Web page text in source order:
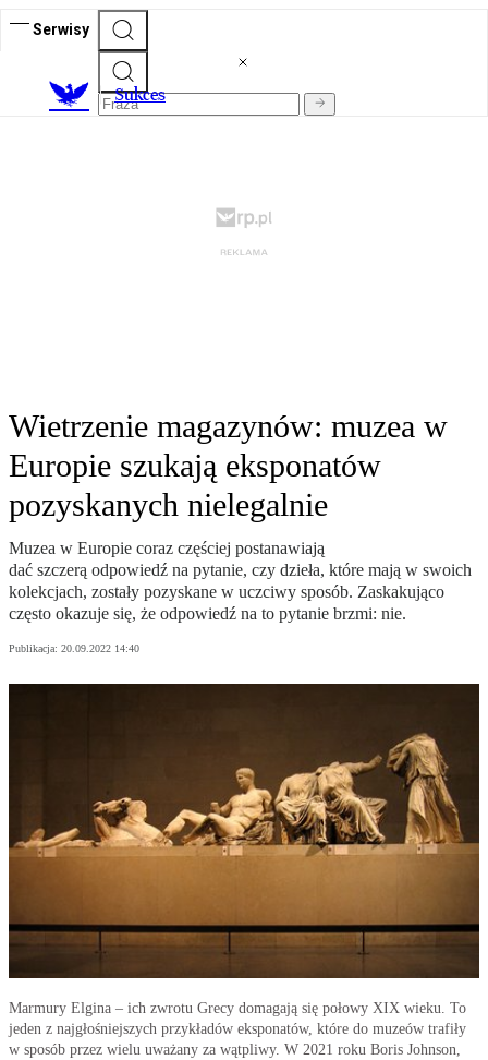
Serwisy
Sukces
Wietrzenie magazynów: muzea w
Europie szukają eksponatów
pozyskanych nielegalnie
Muzea w Europie coraz częściej postanawiają
dać szczerą odpowiedź na pytanie, czy dzieła, które mają w swoich
kolekcjach, zostały pozyskane w uczciwy sposób. Zaskakująco
często okazuje się, że odpowiedź na to pytanie brzmi: nie.
Publikacja: 20.09.2022 14:40
Marmury Elgina – ich zwrotu Grecy domagają się połowy XIX wieku. To
jeden z najgłośniejszych przykładów eksponatów, które do muzeów trafiły
w sposób przez wielu uważany za wątpliwy. W 2021 roku Boris Johnson,